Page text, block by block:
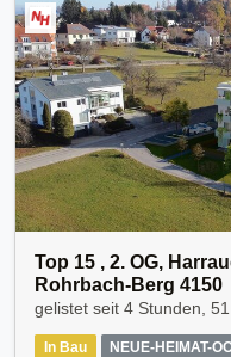
Top 15 , 2. OG,
Rohrbach-Berg 4150
gelistet seit 4 Stunden,
In Bau NEUE-HEIMAT-